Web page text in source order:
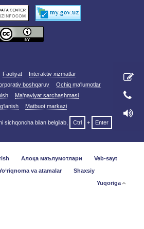
Faoliyat
Interaktiv xizmatlar
boshqaruv
Ochiq ma'lumotlar
Ma'naviyat sarchashmasi
Matbuot markazi
sichqoncha bilan belgilab, Ctrl +
Enter
Алоқа маълумотлари
Veb-sayt
va atamalar
Shaxsiy
Yuqoriga